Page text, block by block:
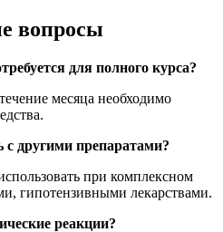
вопросы
для полного курса?
месяца необходимо
другими препаратами?
при комплексном
гипотензивными лекарствами.
реакции?